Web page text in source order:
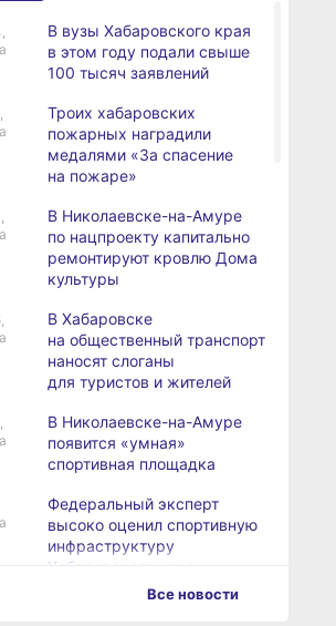
парк
Олеси
ВИТРИНА
Мастер-класс
от «Хабинфо»: стоит ли
швейную машину
В вузы Хабаровского края
в этом году подали свыше
100 тысяч заявлений
Троих хабаровских
пожарных наградили
медалями «За спасение
на пожаре»
В Николаевске-на-Амуре
по нацпроекту капитально
ремонтируют кровлю Дома
культуры
В Хабаровске
на общественный транспорт
наносят слоганы
для туристов и жителей
В Николаевске-на-Амуре
появится «умная»
спортивная площадка
Федеральный эксперт
высоко оценил спортивную
инфраструктуру
Хабаровского края
Все новости